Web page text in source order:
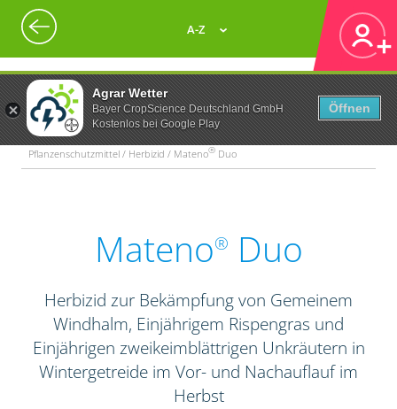
Agrar Wetter
Bayer CropScience Deutschland GmbH
Kostenlos bei Google Play
Öffnen
A-Z
Pflanzenschutzmittel / Herbizid / Mateno® Duo
Mateno® Duo
Herbizid zur Bekämpfung von Gemeinem
Windhalm, Einjährigem Rispengras und
Einjährigen zweikeimblättrigen Unkräutern in
Wintergetreide im Vor- und Nachauflauf im
Herbst